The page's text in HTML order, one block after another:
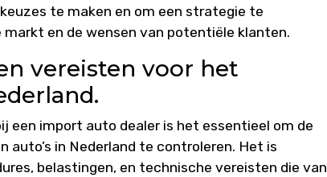
te maken en om een strategie te
en de wensen van potentiële klanten.
vereisten voor het
een import auto dealer is het essentieel om de
in Nederland te controleren. Het is
belastingen, en technische vereisten die van